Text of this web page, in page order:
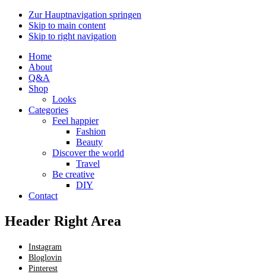
Zur Hauptnavigation springen
Skip to main content
Skip to right navigation
Home
About
Q&A
Shop
Looks
Categories
Feel happier
Fashion
Beauty
Discover the world
Travel
Be creative
DIY
Contact
Header Right Area
Instagram
Bloglovin
Pinterest